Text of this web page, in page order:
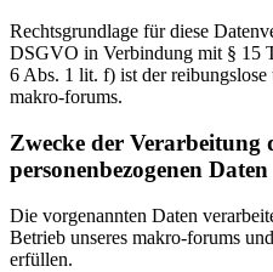
Rechtsgrundlage für diese
DSGVO in Verbindung mit § 15
6 Abs. 1 lit. f) ist der
makro-forums.
Zwecke der Verarbeitung
personenbezogenen Daten
Die vorgenannten Daten
Betrieb unseres makro-forums
erfüllen.